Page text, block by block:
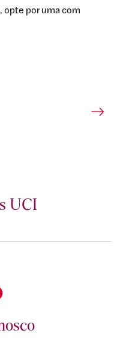
opte por uma com
UCI